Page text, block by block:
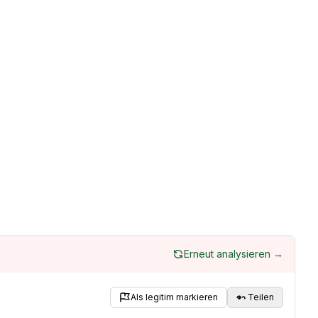
Erneut analysieren →
Als legitim markieren Teilen